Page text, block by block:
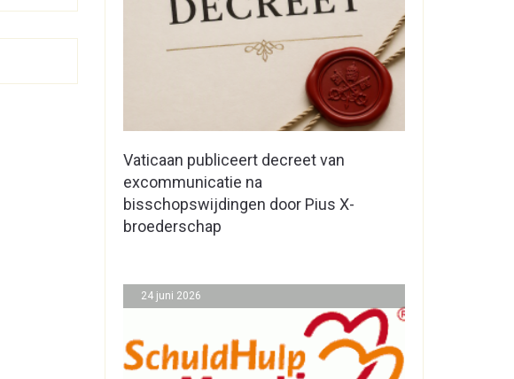
Vaticaan publiceert decreet van
excommunicatie na
bisschopswijdingen door Pius X-
broederschap
24 juni 2026